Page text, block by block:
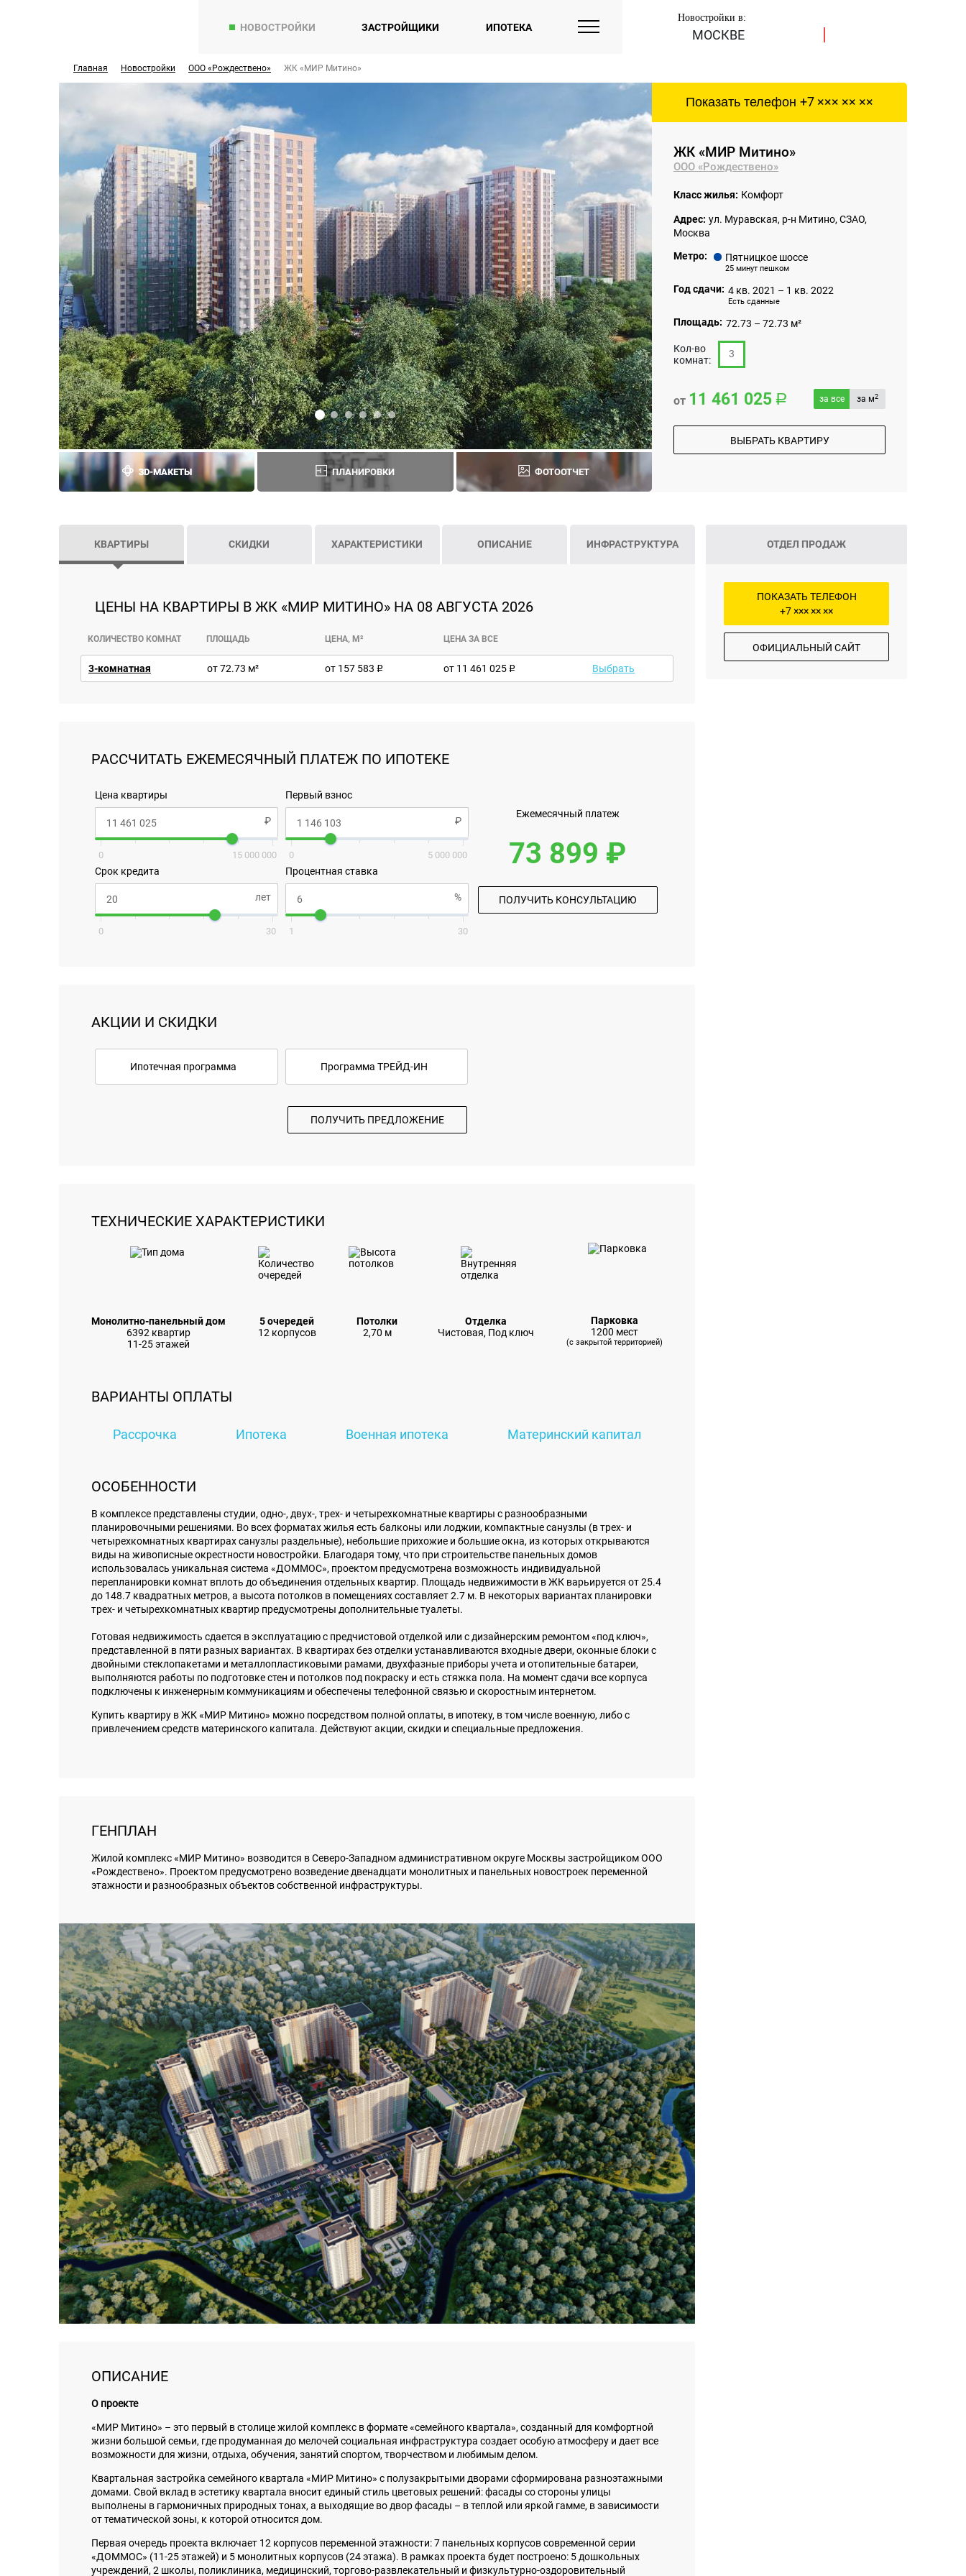
НОВОСТРОЙКИ ЗАСТРОЙЩИКИ ИПОТЕКА
Новостройки в:
МОСКВЕ
Главная Новостройки ООО «Рождествено» ЖК «МИР Митино»
3D-МАКЕТЫ ПЛАНИРОВКИ ФОТООТЧЕТ
Показать телефон +7 ××× ×× ××
ЖК «МИР Митино»
ООО «Рождествено»
Класс жилья: Комфорт
Адрес: ул. Муравская, р-н Митино, СЗАО,
Москва
Метро:
Пятницкое шоссе
25 минут пешком
Год сдачи: 4 кв. 2021 – 1 кв. 2022
Есть сданные
Площадь: 72.73 – 72.73 м²
Кол-во
комнат:
3
от 11 461 025 за все за м2
ВЫБРАТЬ КВАРТИРУ
КВАРТИРЫ СКИДКИ ХАРАКТЕРИСТИКИ ОПИСАНИЕ ИНФРАСТРУКТУРА
ЦЕНЫ НА КВАРТИРЫ В ЖК «МИР МИТИНО» НА 08 АВГУСТА 2026
КОЛИЧЕСТВО КОМНАТ ПЛОЩАДЬ ЦЕНА, М² ЦЕНА ЗА ВСЕ
3-комнатная от 72.73 м² от 157 583 от 11 461 025 Выбрать
РАССЧИТАТЬ ЕЖЕМЕСЯЧНЫЙ ПЛАТЕЖ ПО ИПОТЕКЕ
Цена квартиры
0 15 000 000
Срок кредита
0 30
Первый взнос
0 5 000 000
Процентная ставка
1 30
Ежемесячный платеж
73 899 ₽
ПОЛУЧИТЬ КОНСУЛЬТАЦИЮ
АКЦИИ И СКИДКИ
Ипотечная программа Программа ТРЕЙД-ИН
ПОЛУЧИТЬ ПРЕДЛОЖЕНИЕ
ТЕХНИЧЕСКИЕ ХАРАКТЕРИСТИКИ
Монолитно-панельный дом
6392 квартир
11-25 этажей
5 очередей
12 корпусов
Потолки
2,70 м
Отделка
Чистовая, Под ключ
Парковка
1200 мест
(с закрытой территорией)
ВАРИАНТЫ ОПЛАТЫ
Рассрочка Ипотека Военная ипотека Материнский капитал
ОСОБЕННОСТИ
В комплексе представлены студии, одно-, двух-, трех- и четырехкомнатные квартиры с разнообразными
планировочными решениями. Во всех форматах жилья есть балконы или лоджии, компактные санузлы (в трех- и
четырехкомнатных квартирах санузлы раздельные), небольшие прихожие и большие окна, из которых открываются
виды на живописные окрестности новостройки. Благодаря тому, что при строительстве панельных домов
использовалась уникальная система «ДОММОС», проектом предусмотрена возможность индивидуальной
перепланировки комнат вплоть до объединения отдельных квартир. Площадь недвижимости в ЖК варьируется от 25.4
до 148.7 квадратных метров, а высота потолков в помещениях составляет 2.7 м. В некоторых вариантах планировки
трех- и четырехкомнатных квартир предусмотрены дополнительные туалеты.
Готовая недвижимость сдается в эксплуатацию с предчистовой отделкой или с дизайнерским ремонтом «под ключ»,
представленной в пяти разных вариантах. В квартирах без отделки устанавливаются входные двери, оконные блоки с
двойными стеклопакетами и металлопластиковыми рамами, двухфазные приборы учета и отопительные батареи,
выполняются работы по подготовке стен и потолков под покраску и есть стяжка пола. На момент сдачи все корпуса
подключены к инженерным коммуникациям и обеспечены телефонной связью и скоростным интернетом.
Купить квартиру в ЖК «МИР Митино» можно посредством полной оплаты, в ипотеку, в том числе военную, либо с
привлечением средств материнского капитала. Действуют акции, скидки и специальные предложения.
ГЕНПЛАН
Жилой комплекс «МИР Митино» возводится в Северо-Западном административном округе Москвы застройщиком ООО
«Рождествено». Проектом предусмотрено возведение двенадцати монолитных и панельных новостроек переменной
этажности и разнообразных объектов собственной инфраструктуры.
ОПИСАНИЕ
О проекте
«МИР Митино» – это первый в столице жилой комплекс в формате «семейного квартала», созданный для комфортной
жизни большой семьи, где продуманная до мелочей социальная инфраструктура создает особую атмосферу и дает все
возможности для жизни, отдыха, обучения, занятий спортом, творчеством и любимым делом.
Квартальная застройка семейного квартала «МИР Митино» с полузакрытыми дворами сформирована разноэтажными
домами. Свой вклад в эстетику квартала вносит единый стиль цветовых решений: фасады со стороны улицы
выполнены в гармоничных природных тонах, а выходящие во двор фасады – в теплой или яркой гамме, в зависимости
от тематической зоны, к которой относится дом.
Первая очередь проекта включает 12 корпусов переменной этажности: 7 панельных корпусов современной серии
«ДОММОС» (11-25 этажей) и 5 монолитных корпусов (24 этажа). В рамках проекта будет построено: 5 дошкольных
учреждений, 2 школы, поликлиника, медицинский, торгово-развлекательный и физкультурно-оздоровительный
ОТДЕЛ ПРОДАЖ
ПОКАЗАТЬ ТЕЛЕФОН
+7 ××× ×× ××
ОФИЦИАЛЬНЫЙ САЙТ